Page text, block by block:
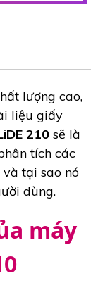
lượng cao,
liệu giấy
210 sẽ là
tích các
tại sao nó
dùng.
máy